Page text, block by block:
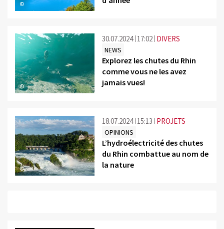
©
©
30.07.2024 17:02 DIVERS
NEWS
Explorez les chutes du Rhin
comme vous ne les avez
jamais vues!
©
18.07.2024 15:13 PROJETS
OPINIONS
L’hydroélectricité des chutes
du Rhin combattue au nom de
la nature